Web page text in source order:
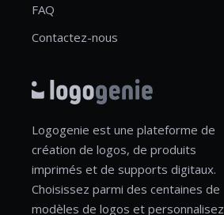
FAQ
Contactez-nous
Logogenie est une plateforme de
création de logos, de produits
imprimés et de supports digitaux.
Choisissez parmi des centaines de
modèles de logos et personnalisez